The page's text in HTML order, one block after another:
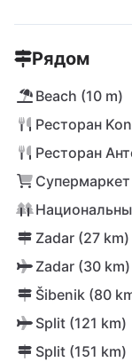
Рядом
Beach (10 m)
Ресторан
Ресторан
Zadar (27 km)
Zadar (30 km)
Šibenik (80
Split (121 km)
Split (151 km)